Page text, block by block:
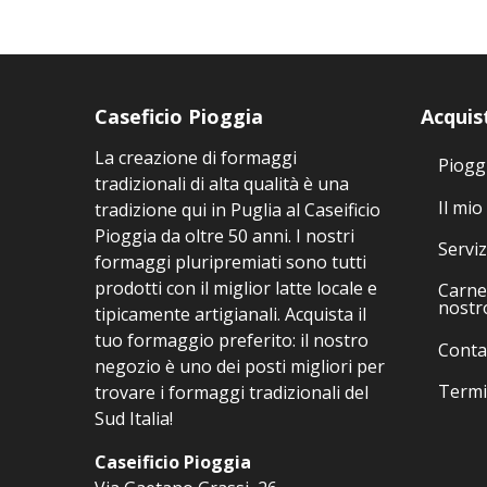
opzioni
scelte
nella
pagina
del
prodotto
Caseficio Pioggia
La creazione di formaggi
tradizionali di alta qualità è una
tradizione qui in Puglia al Caseificio
Pioggia da oltre 50 anni. I nostri
formaggi pluripremiati sono tutti
prodotti con il miglior latte locale e
tipicamente artigianali. Acquista il
tuo formaggio preferito: il nostro
negozio è uno dei posti migliori per
trovare i formaggi tradizionali del
Sud Italia!
Caseificio Pioggia
Il